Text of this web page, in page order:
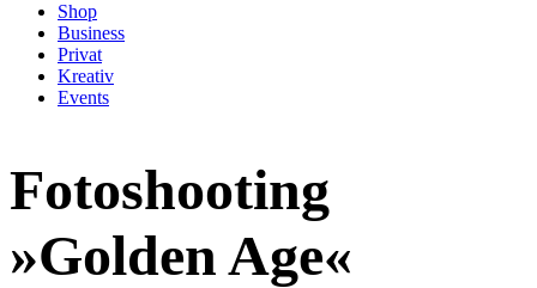
Shop
Business
Privat
Kreativ
Events
Fotoshooting
»Golden Age«